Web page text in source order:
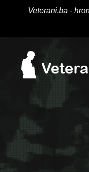
Veterani.ba -